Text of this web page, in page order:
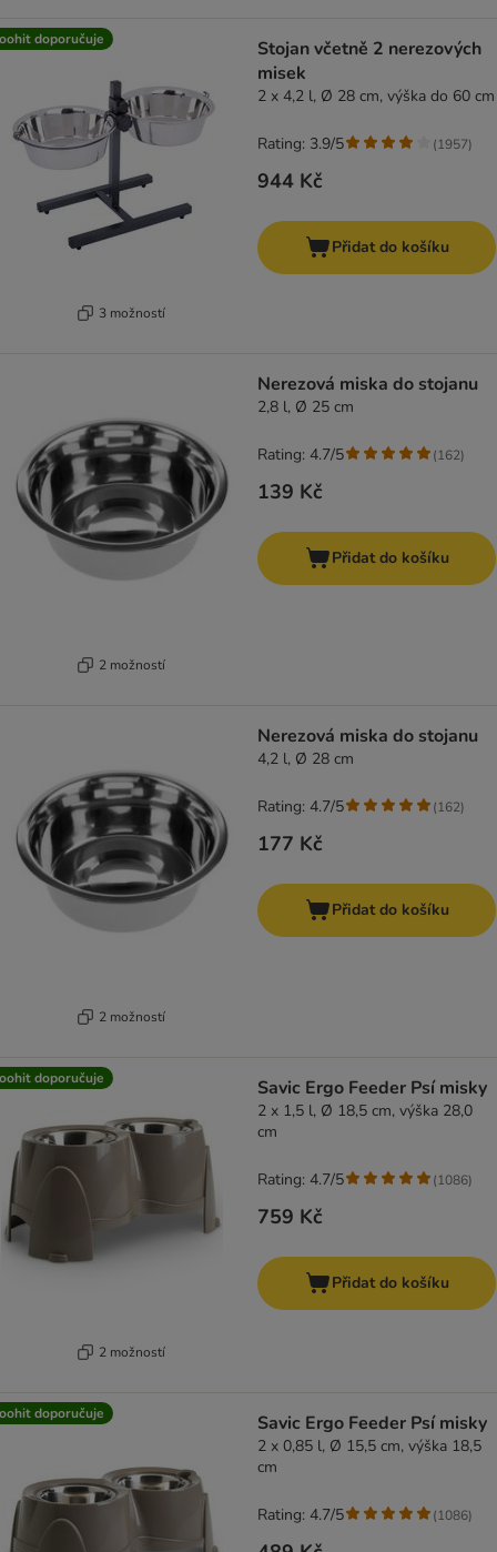
doporučuje
3 možností
Stojan včetně 2 nerezových
misek
2 x 4,2 l, Ø 28 cm, výška do 60 cm
944 Kč
Rating: 3.9/5 (1957)
Přidat do košíku
2 možností
Nerezová miska do stojanu
2,8 l, Ø 25 cm
139 Kč
Rating: 4.7/5 (162)
Přidat do košíku
2 možností
Nerezová miska do stojanu
4,2 l, Ø 28 cm
177 Kč
Rating: 4.7/5 (162)
Přidat do košíku
doporučuje
2 možností
Savic Ergo Feeder Psí misky
2 x 1,5 l, Ø 18,5 cm, výška 28,0
cm
759 Kč
Rating: 4.7/5 (1086)
Přidat do košíku
doporučuje Savic Ergo Feeder Psí misky
2 x 0,85 l, Ø 15,5 cm, výška 18,5
cm
Rating: 4.7/5 (1086)